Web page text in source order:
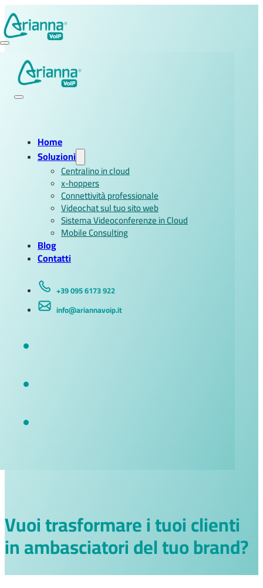
Home
Soluzioni
Centralino in cloud
x-hoppers
Connettività professionale
Videochat sul tuo sito web
Sistema Videoconferenze in Cloud
Mobile Consulting
Blog
Contatti
+39 095 6173 922
info@ariannavoip.it
Vuoi trasformare i tuoi clienti
in ambasciatori del tuo brand?